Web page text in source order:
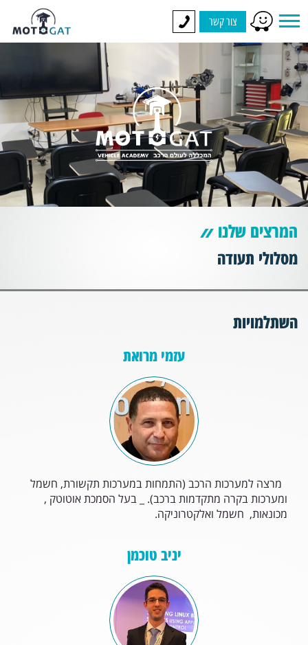
צור קשר
המרצים שלנו
מסלולי תעודה
השתלמויות
עזמי מרואת
מרצה למערכות הרכב (התמחות במערכות תקשורת, חשמל
ומערכות בקרה מתקדמות ברכב). _ בעל הסמכת אוטוטק ,
מכונאות, חשמל ואלקטרוניקה.
יניב טוכמן